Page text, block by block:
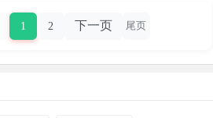
1 2 下一页 尾页